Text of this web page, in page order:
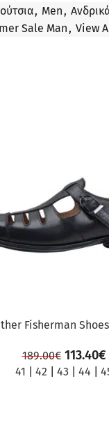
, Men ,
Sale Man , View
Fisherman
189.00€ 113.40€
41 42 43 44